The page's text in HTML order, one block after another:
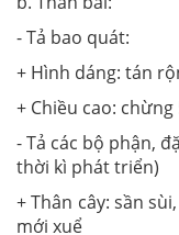
- Tả bao quát:
+ Hình dáng: tán
+ Chiều cao: chừng
- Tả các bộ phận,
thời kì phát triển)
+ Thân cây: sần
mới xuể